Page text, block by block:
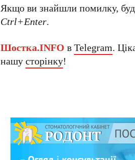
Якщо ви знайшли помилку,
Ctrl+Enter.
Шостка.INFO вTelegram.
нашусторінку!